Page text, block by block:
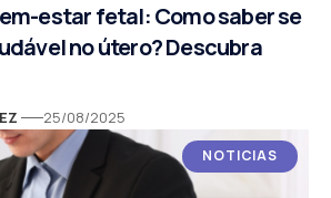
estar fetal: Como saber se
no útero? Descubra
25/08/2025
NOTICIAS